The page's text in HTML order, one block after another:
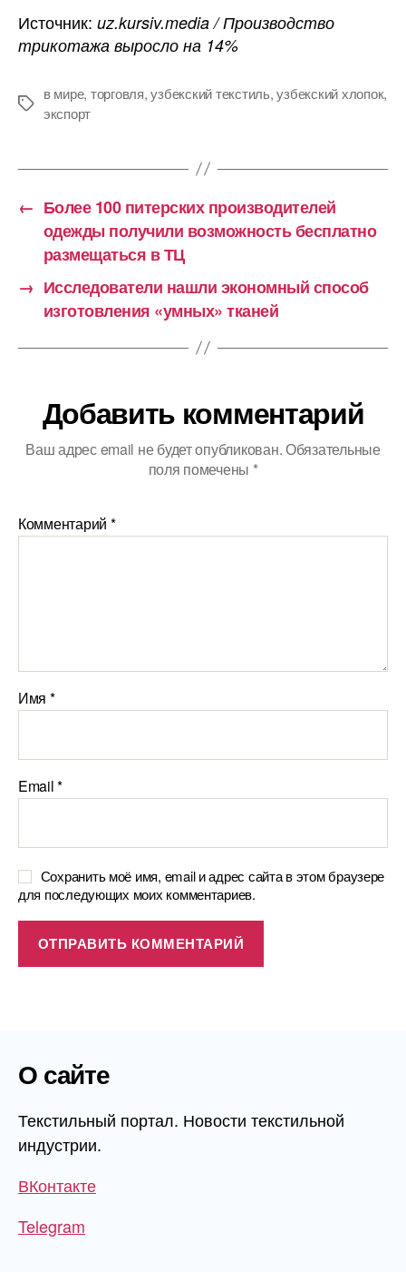
Источник: uz.kursiv.media / Производство
трикотажа выросло на 14%
Метки
в мире, торговля,узбекский текстиль,узбекский хлопок,
экспорт
← Более 100 питерских производителей
одежды получили возможность бесплатно
размещаться в ТЦ
→ Исследователи нашли экономный способ
изготовления «умных» тканей
Добавить комментарий
Ваш адрес email не будет опубликован.Обязательные
поля помечены *
Комментарий *
Имя *
Email*
Сохранить моё имя, email и адрес сайта в этом браузере
для последующих моих комментариев.
О сайте
Текстильный портал. Новости текстильной
индустрии.
ВКонтакте
Telegram